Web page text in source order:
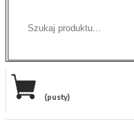
(pusty)